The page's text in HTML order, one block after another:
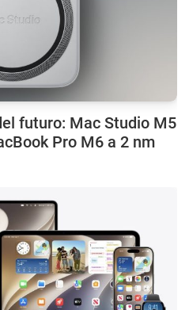
futuro: Mac Studio M5
Pro M6 a 2 nm